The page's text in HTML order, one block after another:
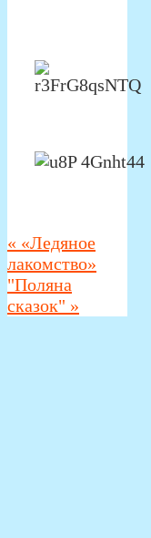
« «Ледяное
лакомство»
"Поляна
сказок" »